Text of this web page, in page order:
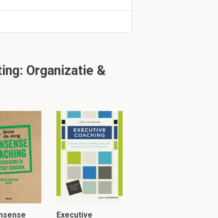
Organizatie &
Executive